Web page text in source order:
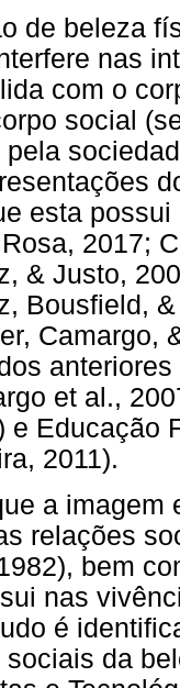
de beleza
nas
com o
social
esta
2017;
& Justo,
Bousfield,
Camargo,
et al.,
e Educação
2011).
a imagem
relações
bem
nas
é
sociais da